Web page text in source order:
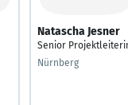
Natascha Jesner
Senior
Nürnberg